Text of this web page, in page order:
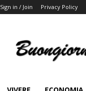
Sign in / Join Privacy Policy